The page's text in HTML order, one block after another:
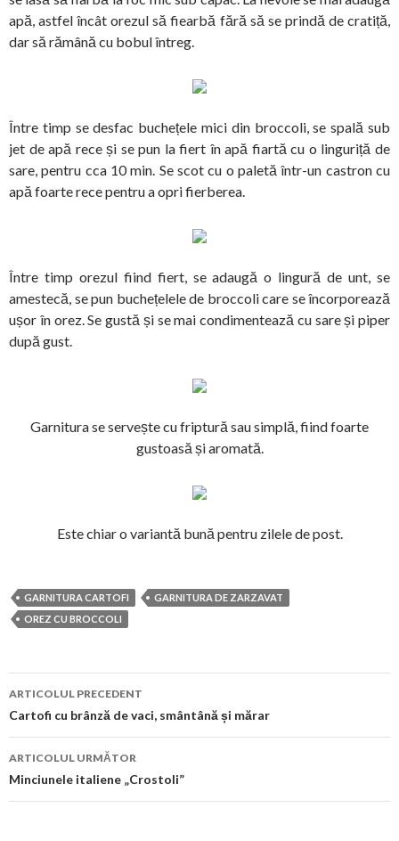
apă, astfel încât orezul să fiearbă fără să se prindă de cratiță,
dar să rămână cu bobul întreg.
Între timp se desfac buchețele mici din broccoli, se spală sub
jet de apă rece și se pun la fiert în apă fiartă cu o linguriță de
sare, pentru cca 10 min. Se scot cu o paletă într-un castron cu
apă foarte rece pentru a opri fierberea.
Între timp orezul fiind fiert, se adaugă o lingură de unt, se
amestecă, se pun buchețelele de broccoli care se încorporează
ușor în orez. Se gustă și se mai condimentează cu sare și piper
după gust.
Garnitura se servește cu friptură sau simplă, fiind foarte
gustoasă și aromată.
Este chiar o variantă bună pentru zilele de post.
GARNITURA CARTOFI
GARNITURA DE ZARZAVAT
OREZ CU BROCCOLI
Navigare
în
articol
ARTICOLUL PRECEDENT
Cartofi cu brânză de vaci, smântână și mărar
ARTICOLUL URMĂTOR
Minciunele italiene „Crostoli”